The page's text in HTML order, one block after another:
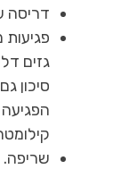
דריסה
פגיעות
גזים
סיכון
הפגיעה
שריפה.